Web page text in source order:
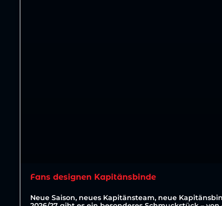
Fans designen Kapitänsbinde
Neue Saison, neues Kapitänsteam, neue